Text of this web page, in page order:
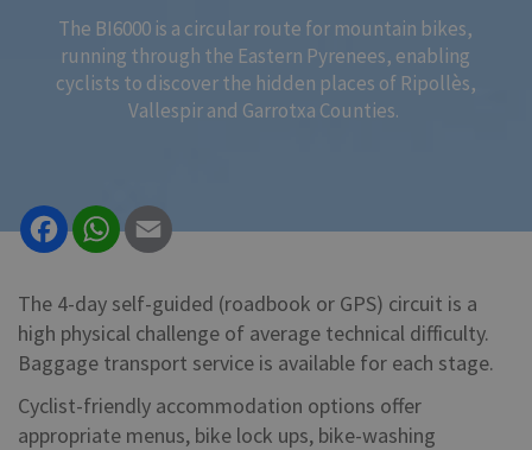
The BI6000 is a circular route for mountain bikes,
running through the Eastern Pyrenees, enabling
cyclists to discover the hidden places of Ripollès,
Vallespir and Garrotxa Counties.
FacebookWhatsApp
The 4-day self-guided (roadbook or GPS) circuit is a
high physical challenge of average technical difficulty.
Baggage transport service is available for each stage.
Cyclist-friendly accommodation options offer
appropriate menus, bike lock ups, bike-washing